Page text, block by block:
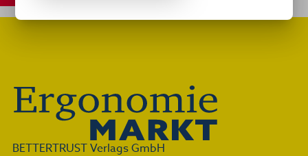
BETTERTRUST Verlags GmbH